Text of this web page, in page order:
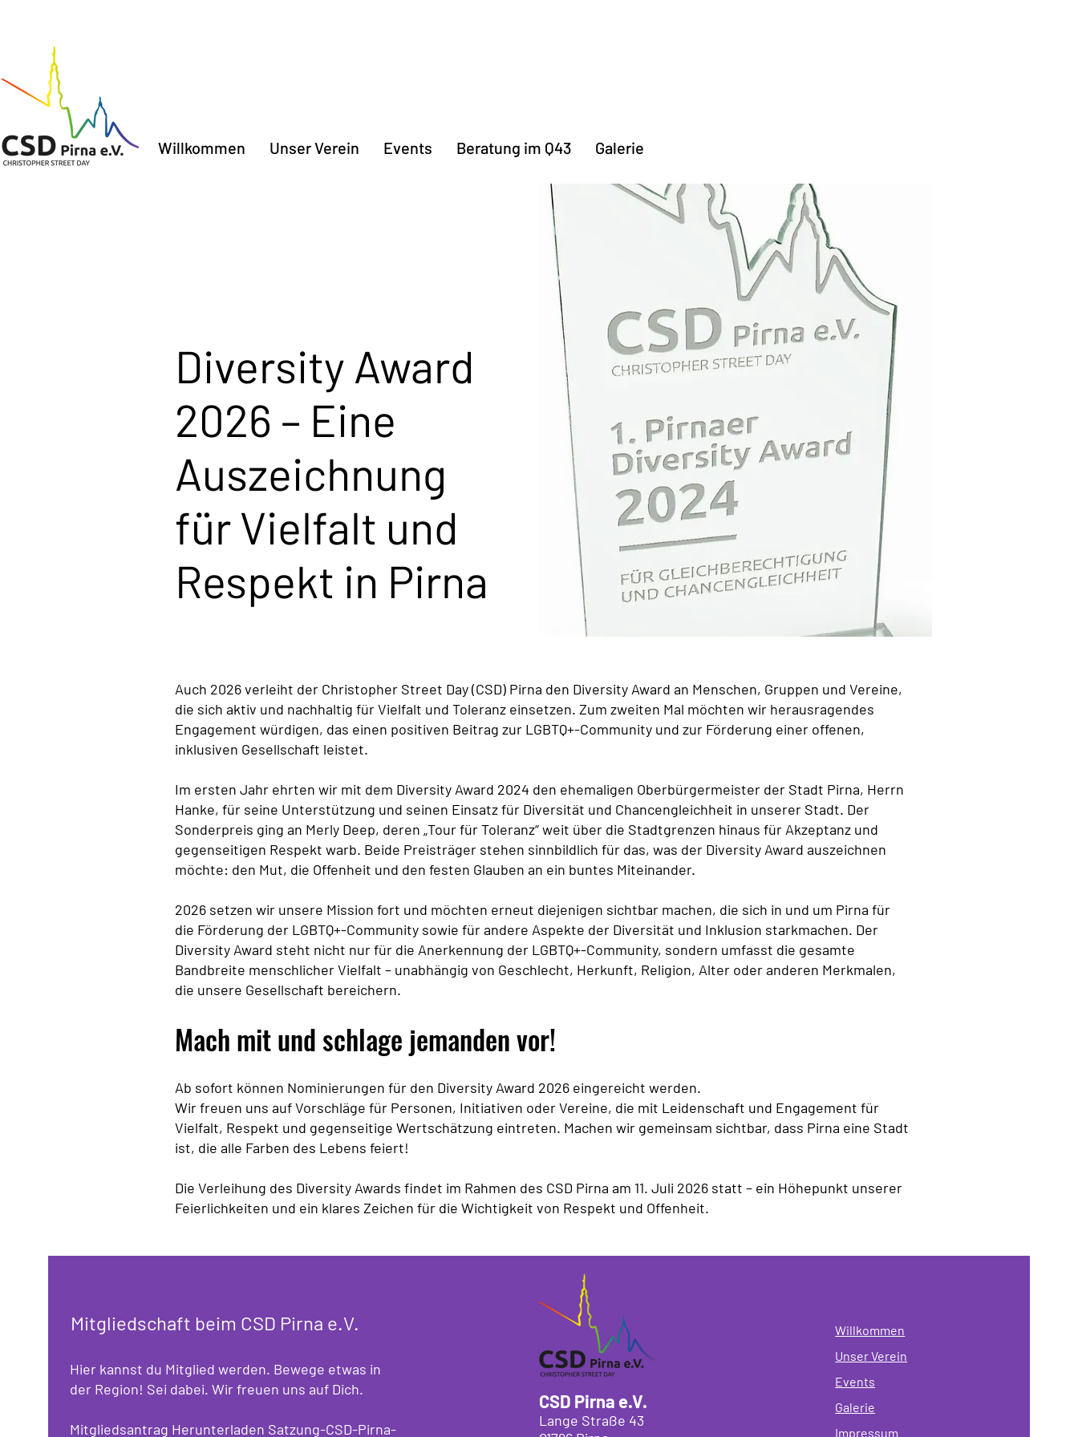
Willkommen Unser Verein Events Beratung im Q43 Galerie
Diversity Award
2026 – Eine
Auszeichnung
für Vielfalt und
Respekt in Pirna
Auch 2026 verleiht der Christopher Street Day (CSD) Pirna den Diversity Award an Menschen, Gruppen und Vereine,
die sich aktiv und nachhaltig für Vielfalt und Toleranz einsetzen. Zum zweiten Mal möchten wir herausragendes
Engagement würdigen, das einen positiven Beitrag zur LGBTQ+-Community und zur Förderung einer offenen,
inklusiven Gesellschaft leistet.
Im ersten Jahr ehrten wir mit dem Diversity Award 2024 den ehemaligen Oberbürgermeister der Stadt Pirna, Herrn
Hanke, für seine Unterstützung und seinen Einsatz für Diversität und Chancengleichheit in unserer Stadt. Der
Sonderpreis ging an Merly Deep, deren „Tour für Toleranz“ weit über die Stadtgrenzen hinaus für Akzeptanz und
gegenseitigen Respekt warb. Beide Preisträger stehen sinnbildlich für das, was der Diversity Award auszeichnen
möchte: den Mut, die Offenheit und den festen Glauben an ein buntes Miteinander.
2026 setzen wir unsere Mission fort und möchten erneut diejenigen sichtbar machen, die sich in und um Pirna für
die Förderung der LGBTQ+-Community sowie für andere Aspekte der Diversität und Inklusion starkmachen. Der
Diversity Award steht nicht nur für die Anerkennung der LGBTQ+-Community, sondern umfasst die gesamte
Bandbreite menschlicher Vielfalt – unabhängig von Geschlecht, Herkunft, Religion, Alter oder anderen Merkmalen,
die unsere Gesellschaft bereichern.
Mach mit und schlage jemanden vor!
Ab sofort können Nominierungen für den Diversity Award 2026 eingereicht werden.
Wir freuen uns auf Vorschläge für Personen, Initiativen oder Vereine, die mit Leidenschaft und Engagement für
Vielfalt, Respekt und gegenseitige Wertschätzung eintreten. Machen wir gemeinsam sichtbar, dass Pirna eine Stadt
ist, die alle Farben des Lebens feiert!
Die Verleihung des Diversity Awards findet im Rahmen des CSD Pirna am 11. Juli 2026 statt – ein Höhepunkt unserer
Feierlichkeiten und ein klares Zeichen für die Wichtigkeit von Respekt und Offenheit.
Mitgliedschaft beim CSD Pirna e.V.
Hier kannst du Mitglied werden. Bewege etwas in
der Region! Sei dabei. Wir freuen uns auf Dich.
Mitgliedsantrag Herunterladen Satzung-CSD-Pirna-
CSD Pirna e.V.
Lange Straße 43
Willkommen
Unser Verein
Events
Galerie
Impressum